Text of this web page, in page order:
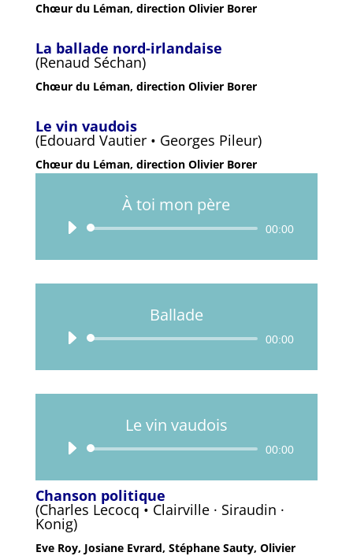
Chœur du Léman, direction Olivier Borer
La ballade nord-irlandaise
(Renaud Séchan)
Chœur du Léman, direction Olivier Borer
Le vin vaudois
(Edouard Vautier • Georges Pileur)
Chœur du Léman, direction Olivier Borer
À toi mon père
Lecteur
00:00
Ballade
Lecteur
00:00
Le vin vaudois
Lecteur
00:00
Chanson politique
(Charles Lecocq • Clairville · Siraudin ·
Konig)
Eve Roy, Josiane Evrard, Stéphane Sauty, Olivier